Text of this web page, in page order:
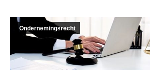
Ondernemingsrecht